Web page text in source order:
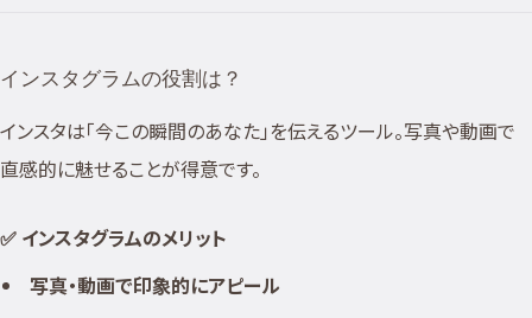
インスタグラムの役割は？
インスタは「今この瞬間のあなた」を伝えるツール。写真や動画で
直感的に魅せることが得意です。
✅ インスタグラムのメリット
写真・動画で印象的にアピール